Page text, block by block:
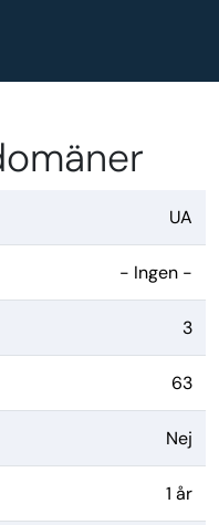
UA
- Ingen -
3
63
Nej
1 år